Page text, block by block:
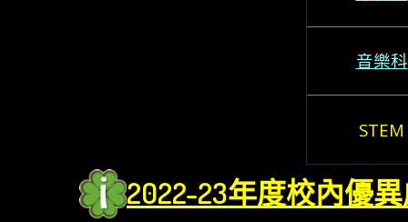
音樂科
STEM
2022-23年度校內優異